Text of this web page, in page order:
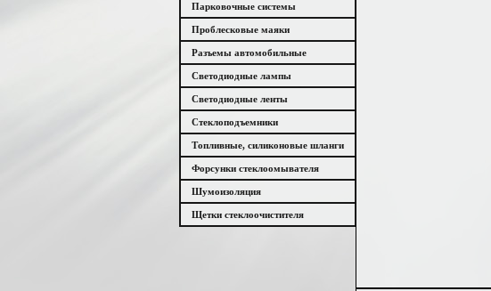
Парковочные системы
Проблесковые маяки
Разъемы автомобильные
Светодиодные лампы
Светодиодные ленты
Стеклоподъемники
Топливные, силиконовые шланги
Форсунки стеклоомывателя
Шумоизоляция
Щетки стеклоочистителя